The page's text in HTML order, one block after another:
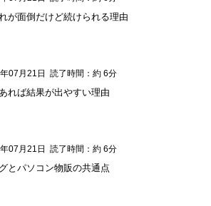
が面倒だけど続けられる理由
07月21日 読了時間：約 6分
れば結果が出やすい理由
07月21日 読了時間：約 6分
とパソコン物販の共通点